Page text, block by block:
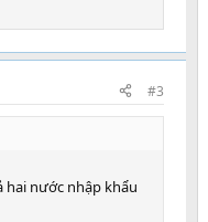
#3
hai nước nhập khẩu